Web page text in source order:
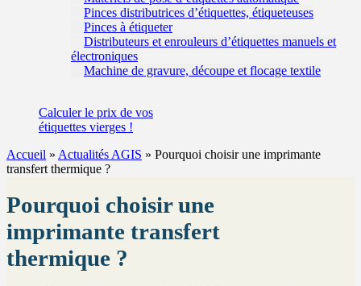
Pinces distributrices d’étiquettes, étiqueteuses
Pinces à étiqueter
Distributeurs et enrouleurs d’étiquettes manuels et
électroniques
Machine de gravure, découpe et flocage textile
Calculerle prix de vos
étiquettes vierges !
Accueil » Actualités AGIS » Pourquoi choisir une imprimante
transfert thermique ?
Pourquoi choisir une
imprimante transfert
thermique ?